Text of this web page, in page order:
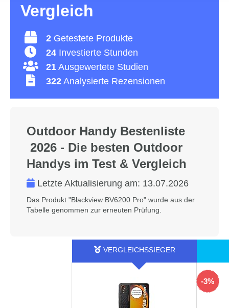
Vergleich
2 Getestete Produkte
24 Investierte Stunden
21 Ausgewertete Studien
322 Analysierte Rezensionen
Outdoor Handy Bestenliste
2026 - Die besten Outdoor
Handys im Test & Vergleich
Letzte Aktualisierung am: 13.07.2026
Das Produkt "Blackview BV6200 Pro" wurde aus der
Tabelle genommen zur erneuten Prüfung.
-3%